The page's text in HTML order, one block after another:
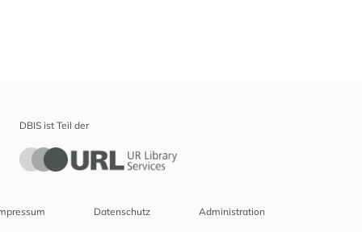
DBIS ist Teil der
Datenschutz Administration